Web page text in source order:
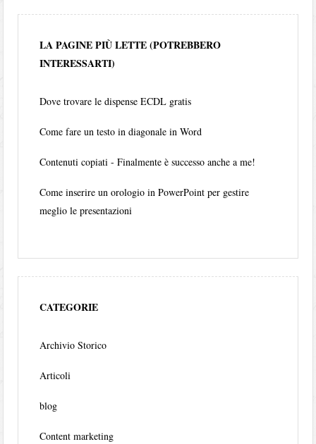
LA PAGINE PIÙ LETTE (POTREBBERO
INTERESSARTI)
Dove trovare le dispense ECDL gratis
Come fare un testo in diagonale in Word
Contenuti copiati - Finalmente è successo anche a me!
Come inserire un orologio in PowerPoint per gestire
meglio le presentazioni
CATEGORIE
Archivio Storico
Articoli
blog
Content marketing